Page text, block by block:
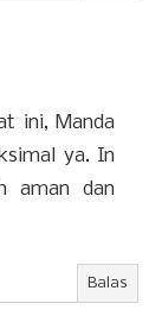
ini, Manda
ya. In
aman dan
Balas